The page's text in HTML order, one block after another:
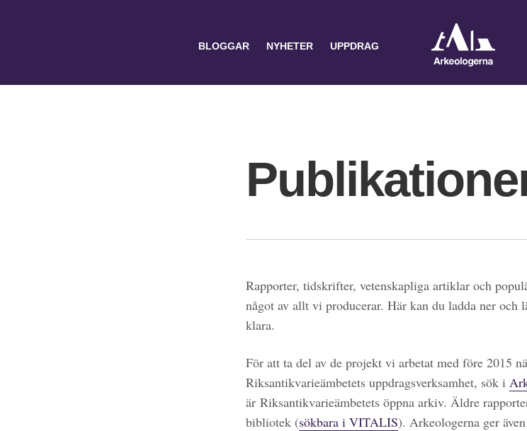
BLOGGAR NYHETER UPPDRAG
Rapporter, tidskrifter, vetenskapliga artiklar och
något av allt vi producerar. Här kan du ladda ner och
klara.
För att ta del av de projekt vi arbetat med före 2015
Riksantikvarieämbetets uppdragsverksamhet, sök i
är Riksantikvarieämbetets öppna arkiv. Äldre
bibliotek (sökbara i VITALIS). Arkeologerna ger